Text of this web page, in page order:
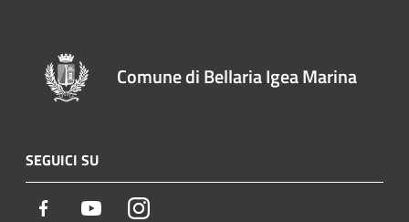
Comune di Bellaria Igea Marina
SEGUICI SU
Facebook YoutubeInstagram